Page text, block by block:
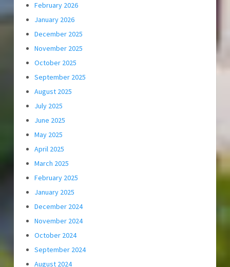
February 2026
January 2026
December 2025
November 2025
October 2025
September 2025
August 2025
July 2025
June 2025
May 2025
April 2025
March 2025
February 2025
January 2025
December 2024
November 2024
October 2024
September 2024
August 2024